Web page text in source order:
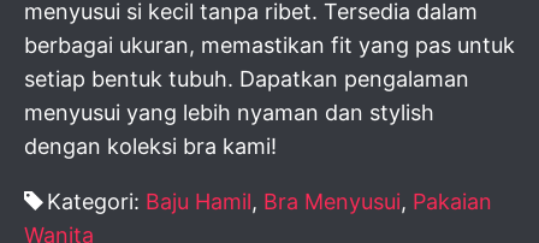
menyusui si kecil tanpa ribet. Tersedia dalam
berbagai ukuran, memastikan fit yang pas untuk
setiap bentuk tubuh. Dapatkan pengalaman
menyusui yang lebih nyaman dan stylish
dengan koleksi bra kami!
Kategori: Baju Hamil, Bra Menyusui, Pakaian
Wanita